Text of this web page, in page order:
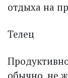
отдыха на
Телец
обычно, не